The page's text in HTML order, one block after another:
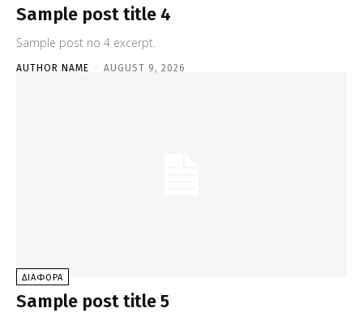
Sample post title 4
Sample post no 4 excerpt.
AUTHOR NAME - AUGUST 9, 2026
ΔΙΑΦΟΡΑ
Sample post title 5